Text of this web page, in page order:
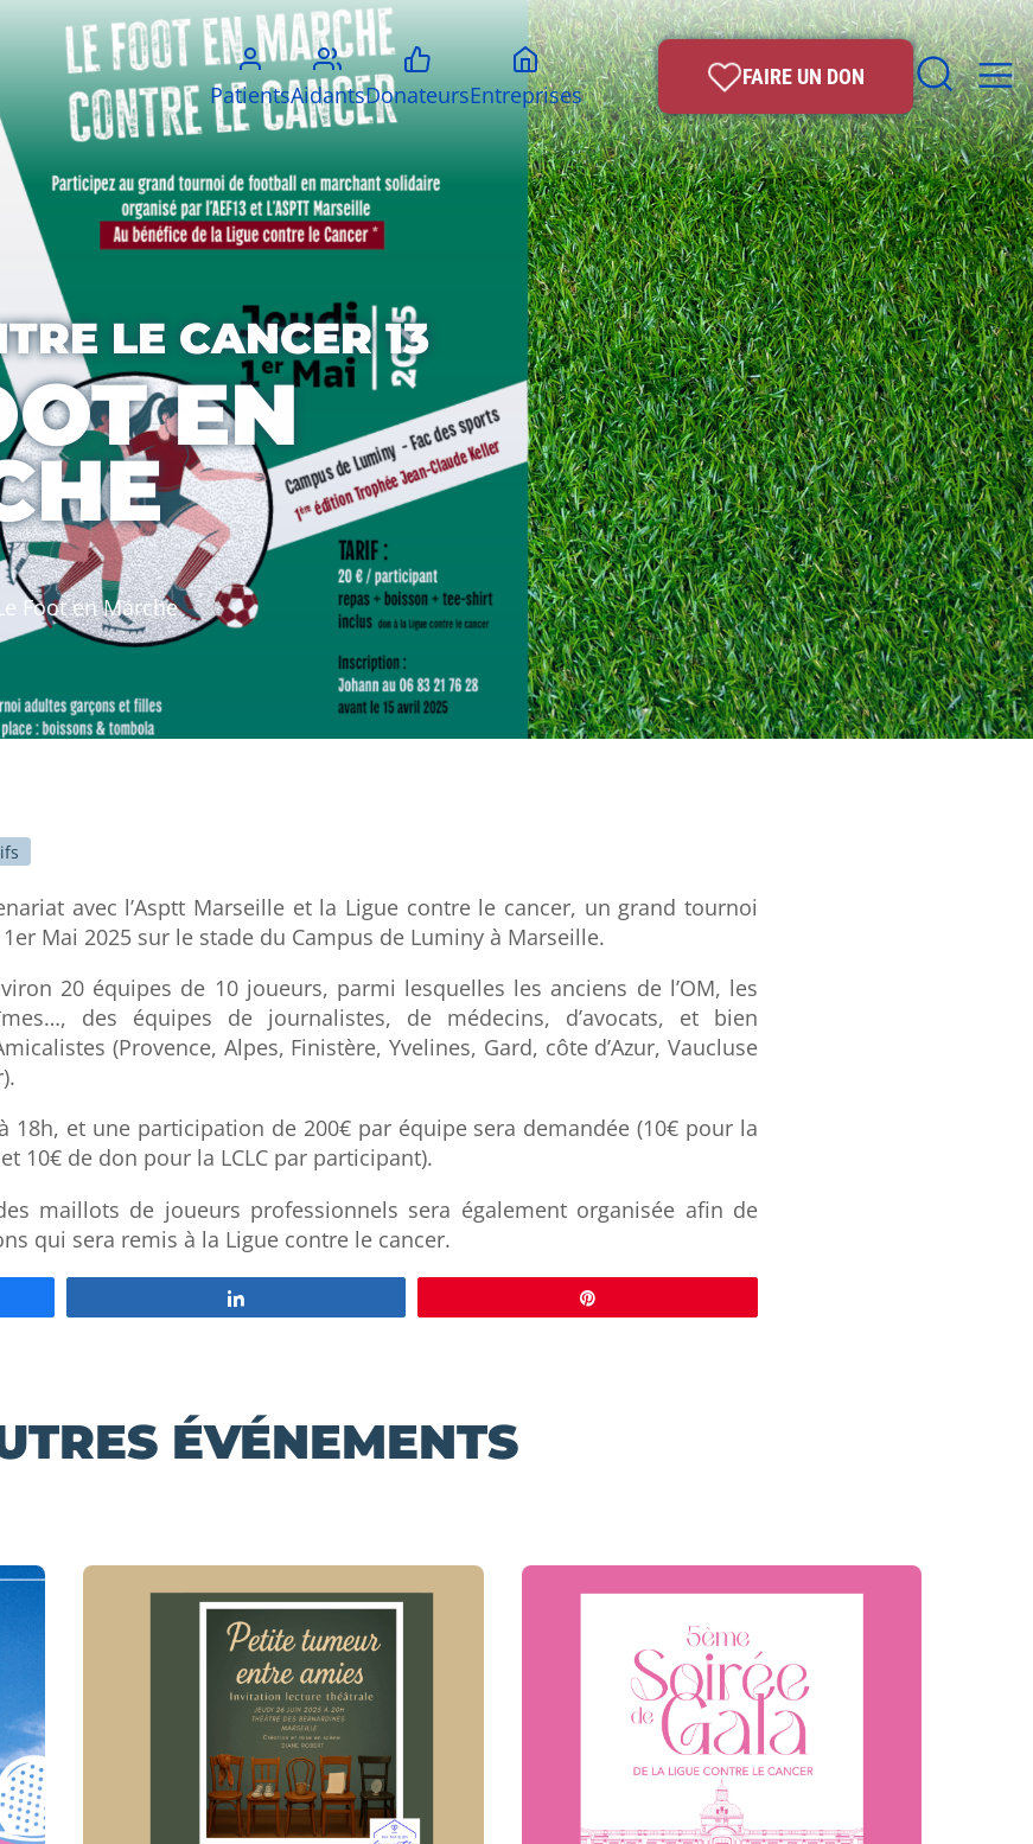
PatientsAidantsDonateursEntreprises
FAIRE UN DON
LE CANCER 13
EN
Foot en Marche
avec l’Asptt Marseille et la Ligue contre le cancer, un grand tournoi
Mai 2025 sur le stade du Campus de Luminy à Marseille.
20 équipes de 10 joueurs, parmi lesquelles les anciens de l’OM, les
des équipes de journalistes, de médecins, d’avocats, et bien
(Provence, Alpes, Finistère, Yvelines, Gard, côte d’Azur, Vaucluse
18h, et une participation de 200€ par équipe sera demandée (10€ pour la
10€ de don pour la LCLC par participant).
maillots de joueurs professionnels sera également organisée afin de
qui sera remis à la Ligue contre le cancer.
ÉVÉNEMENTS